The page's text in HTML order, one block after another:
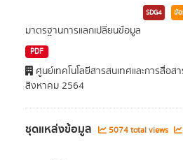
SDG4 ข้อ
มาตรฐานการแลกเปลี่ยนข้อมูล
PDF
ศูนย์เทคโนโลยีสารสนเทศและการสื่อส
สิงหาคม 2564
ชุดแหล่งข้อมูล 5074 total views